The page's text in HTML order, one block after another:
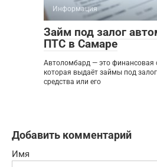
Информация
Займ под залог
ПТС в Самаре
Автоломбард — это финансовая
которая выдаёт займы под
средства или его
Добавить комментарий
Имя